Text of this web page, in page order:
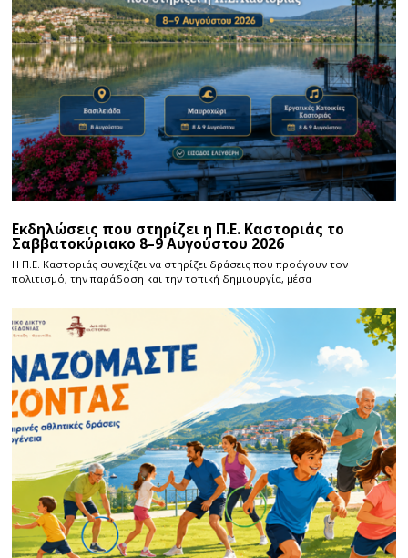
Εκδηλώσεις που στηρίζει η Π.Ε. Καστοριάς το
Σαββατοκύριακο 8–9 Αυγούστου 2026
Η Π.E. Καστοριάς συνεχίζει να στηρίζει δράσεις που προάγουν τον
πολιτισμό, την παράδοση και την τοπική δημιουργία, μέσα